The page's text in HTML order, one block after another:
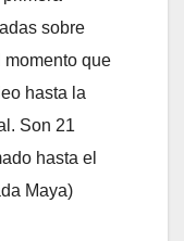
sobre
que
hasta la
Son 21
hasta el
Maya)